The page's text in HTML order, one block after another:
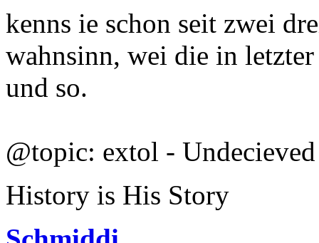
kenns ie schon seit zwei
wahnsinn, wei die in
und so.
@topic: extol - Undecieved
History is His Story